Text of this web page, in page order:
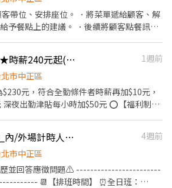
定假日雙倍薪) ▶️智取店 時薪259-518 (國
般店⭐ 北投知行
巷4號1樓 北投西安店 台北市北投區西安
明店 台北市北投區光明路86號1樓 北投三合
1樓 北投實踐 - 智取店 台北市北投區實踐
取店 台北市北投區義理街30號1樓 北投明
明德路287號1樓 北投吉利 - 智取店 台北市
北投清江 - 智取店 台北市北投區清江路
➜ 優S立即為您安排 ❤ 快速報名
截圖應徵職缺+姓名+電話】 ⭐優先安排⭐
、08:00~13:00、08:30~13:30 兼職晚班
，需先在早班或晚班實習，實習
合排班) 【 工作地點 】 以下門
(各跑店點區域代
台北市南港區忠孝東路七段584號1樓 📲
➜ https://reurl.cc/bVWdV3 ID：
【截圖職缺＋姓名＋電話】 📞 直接聯
939
帶位、安排座位。 ．將菜單遞給顧客、解
予餐點上的建議。 ．後續將顧客點餐訊息
不定時員工聚餐☺️【すき家 SUKIYA】★時薪240元起(含全勤)★北車K區店
1週前
市中正區
元，符合全勤條件者時薪再加$10元，
勤津貼每小時加$50元 ⭕【福利制
】 《內場》:餐點製
《外場》:接待服務顧客、收銀結帳、環境
Y25🍚🍱北車微風店_內/外場計時人員【YAYOI彌生軒】
4週前
市中正區
歷並回答應徵問題⚠️ ------------------------
📆【排班時間】 ⏰全日班：